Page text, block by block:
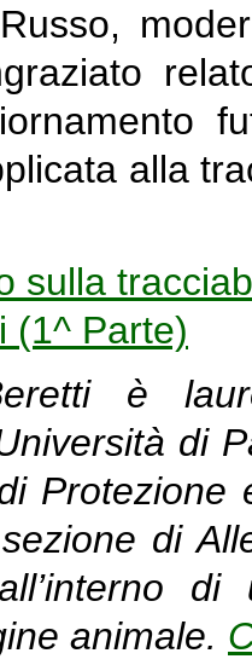
alla
sulla
(1^ Parte)
è
di
Protezione
di
animale.